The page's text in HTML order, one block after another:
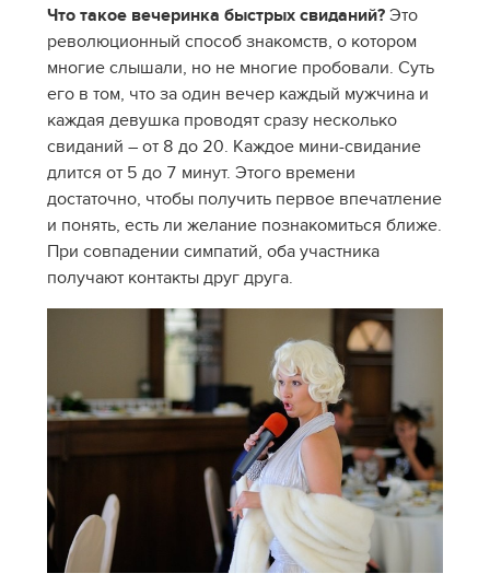
Что такое вечеринка быстрых свиданий?Это
революционный способ знакомств, о котором
многие слышали, но не многие пробовали. Суть
его в том, что за один вечер каждый мужчина и
каждая девушка проводят сразу несколько
свиданий – от 8 до 20. Каждое мини-свидание
длится от 5 до 7 минут. Этого времени
достаточно, чтобы получить первое впечатление
и понять, есть ли желание познакомиться ближе.
При совпадении симпатий, оба участника
получают контакты друг друга.